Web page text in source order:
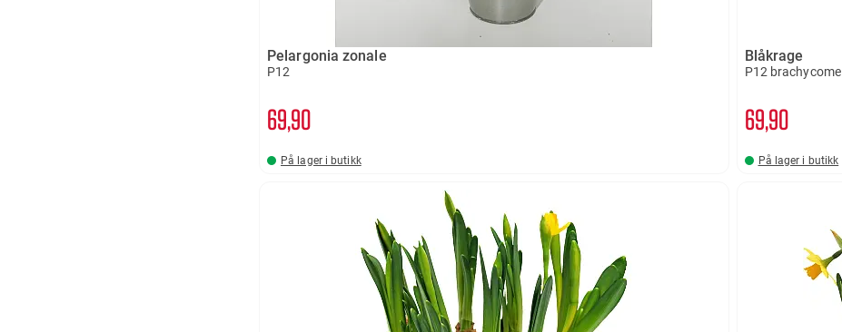
Pelargonia zonale
P12
6990
På lager i butikk
Blåkrage
P12 brachycome
6990
På lager i butikk